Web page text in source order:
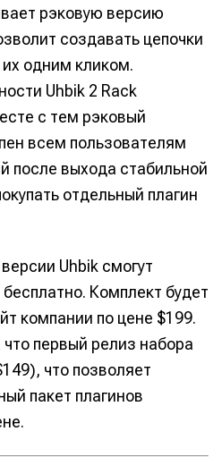
рэковую версию
создавать цепочки
одним кликом.
Uhbik 2 Rack
с тем рэковый
всем пользователям
после выхода стабильной
отдельный плагин
Uhbik смогут
Комплект будет
компании по цене $199.
первый релиз набора
что позволяет
пакет плагинов